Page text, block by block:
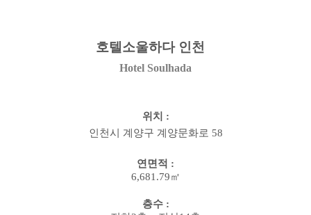
호텔소울하다 인천
Hotel Soulhada
위치 :
인천시
계양구 계양문화로 58
연면적 :
6,681.79㎡
층수: